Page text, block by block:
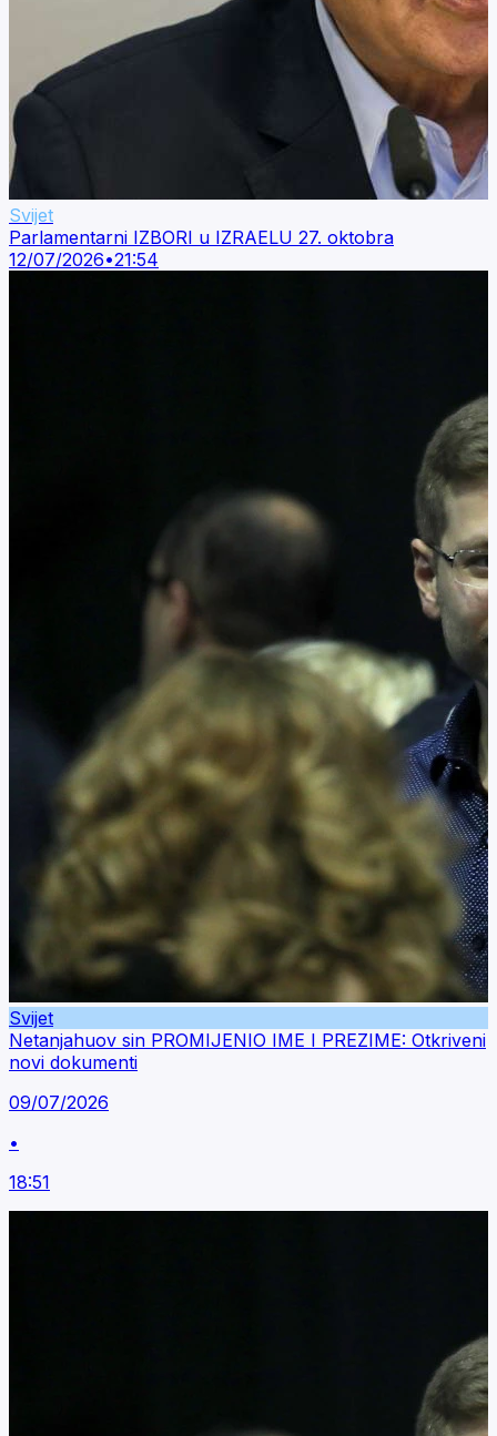
Svijet
Parlamentarni IZBORI u IZRAELU 27. oktobra
12/07/2026•21:54
Svijet
Netanjahuov sin PROMIJENIO IME I PREZIME: Otkriveni
novi dokumenti
09/07/2026
•
18:51